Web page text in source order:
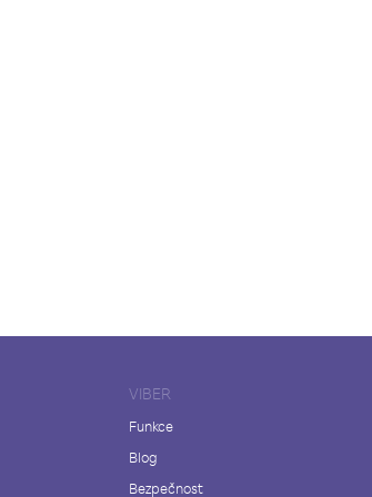
VIBER
Funkce
Blog
Bezpečnost